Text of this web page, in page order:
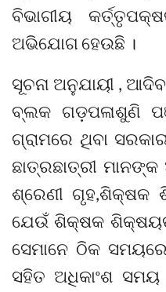
ବିଭାଗୀୟ
ଅଭିଯୋଗ ହେଉଛି ।
ସୂଚନା ଅନୁଯାୟୀ ,
ବ୍ଲକ ଗଡ଼ପଳାଶୁଣି
ଗ୍ରାମରେ ଥିବା
ଛାତ୍ରଛାତ୍ରୀ
ଶ୍ରେଣୀ ଗୃହ,ଶିକ୍ଷକ
ଯେଉଁ ଶିକ୍ଷକ
ସେମାନେ ଠିକ
ସହିତ ଅଧିକାଂଶ